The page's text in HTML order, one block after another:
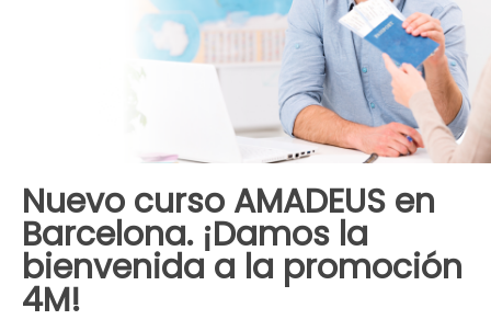
Nuevo curso AMADEUS en
Barcelona. ¡Damos la
bienvenida a la promoción
4M!